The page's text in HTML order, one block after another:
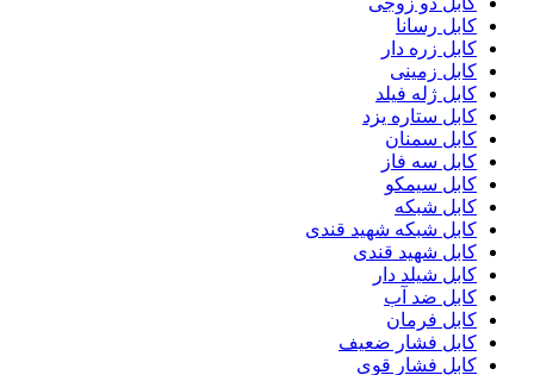
کابل رسانا
کابل زره دار
کابل زمینی
کابل ژله فیلد
کابل ستاره یزد
کابل سمنان
کابل سه فاز
کابل سیمکو
کابل شبکه
کابل شبکه شهید قندی
کابل شهید قندی
کابل شیلد دار
کابل ضد آب
کابل فرمان
کابل فشار ضعیف
کابل فشار قوی